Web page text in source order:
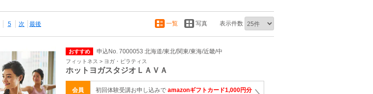
5 次 最後 一覧 写真 表示件数
おすすめ 申込No. 7000053 北海道/東北/関東/東海/近畿/中
フィットネス > ヨガ・ピラティス
ホットヨガスタジオＬＡＶＡ
会員
初回体験受講お申し込みで amazonギフトカード1,000円分